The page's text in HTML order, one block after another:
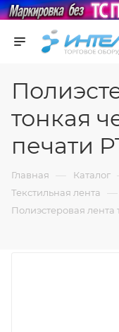
тонкая
печати
Главная — Каталог
Текстильная лента —
Полиэстеровая лента